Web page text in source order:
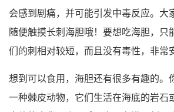
会感到剧痛，并可能引发中毒反应。大
随便触摸长刺海胆哦！要想吃海胆，只
们的刺相对较短，而且没有毒性，非常
想到可以食用，海胆还有很多有趣的。
一种棘皮动物，它们生活在海底的岩石